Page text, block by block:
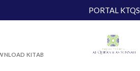
PORTAL KTQS
KITAB